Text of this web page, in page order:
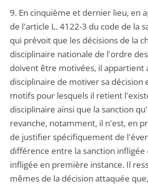
9. En cinquième et dernier lieu, en
de l'article L. 4122-3 du code de la
qui prévoit que les décisions de la
disciplinaire nationale de l'ordre
doivent être motivées, il appartient
disciplinaire de motiver sa décision
motifs pour lesquels il retient
disciplinaire ainsi que la sanction
revanche, notamment, il n'est, en
de justifier spécifiquement de
différence entre la sanction infligée
infligée en première instance. Il
mêmes de la décision attaquée